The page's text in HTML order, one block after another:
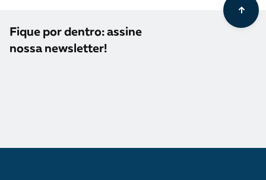
Fique por dentro: assine
nossa newsletter!